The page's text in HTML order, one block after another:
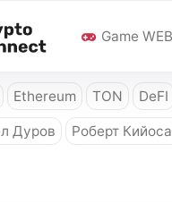
Game
Ethereum TON DeFI
Дуров Роберт